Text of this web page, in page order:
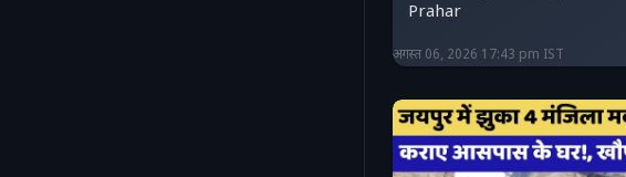
Prahar
अगस्त 06, 2026 17:43 pm IST